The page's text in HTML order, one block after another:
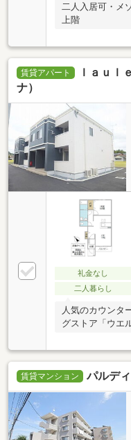
二人入居可・メ
上階
賃貸アパート
ｌａｕｌ
ナ）
礼金なし
二人暮らし
人気のカウンタ
グストア「ウエ
賃貸マンション パルデ